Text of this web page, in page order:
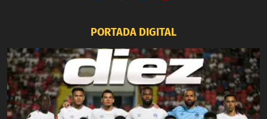
PORTADA DIGITAL